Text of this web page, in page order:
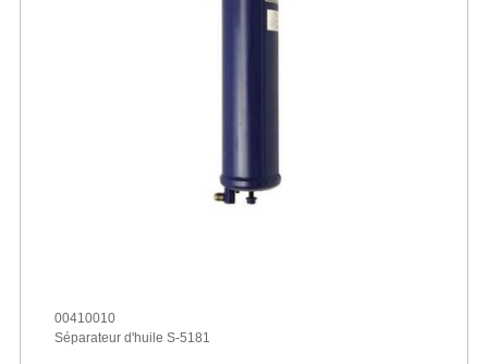
00410010
Séparateur d'huile S-5181